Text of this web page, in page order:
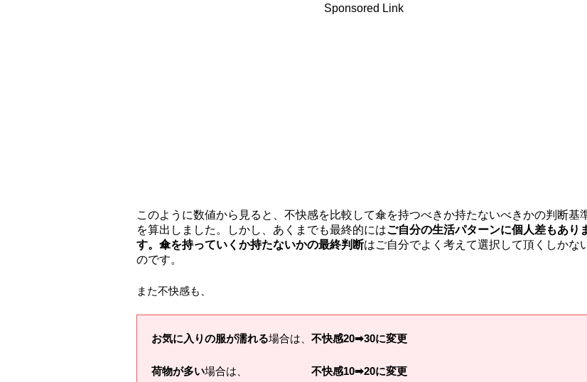
Sponsored Link
このように数値から見ると、不快感を比較して傘を持つべきか持たないべきかの判断基
を算出しました。しかし、あくまでも最終的にはご自分の生活パターンに個人差もあり
す。 傘を持っていくか持たないかの最終判断はご自分でよく考えて選択して頂くしかな
のです。
また不快感も、
お気に入りの服が濡れる場合は、 不快感20➡30に変更
荷物が多い場合は、 不快感10➡20に変更